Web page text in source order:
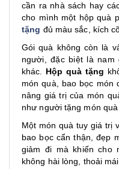
cần ra nhà sách hay
cho mình một hộp quà
tặng đủ màu sắc, kích
Gói quà không còn là
người, đặc biệt là
khác. Hộp quà tặng
món quà, bao bọc món
nâng giá trị của món
như người tặng món quà
Một món quà tuy giá trị
bao bọc cẩn thận, đẹp
giảm đi mà khiến cho
không hài lòng, thoải mái.